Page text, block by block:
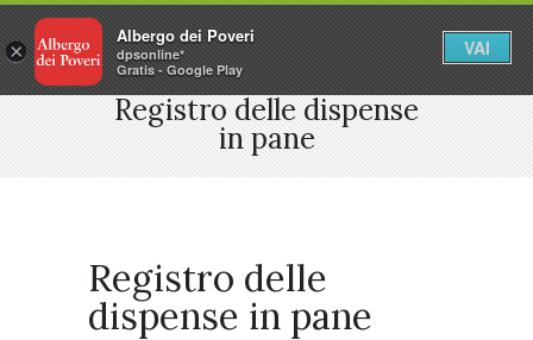
Registro delle dispense
in pane
Registro delle
dispense in pane
×
Albergo dei Poveri
dpsonline*
Gratis - Google Play
VAI